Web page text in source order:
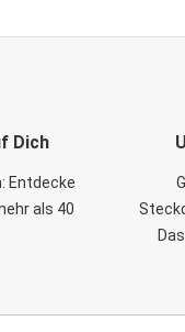
Dich
Entdecke
als 40